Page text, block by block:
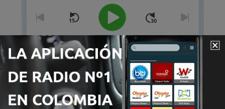
00:00 00:00
Episodios
426 - Letícia